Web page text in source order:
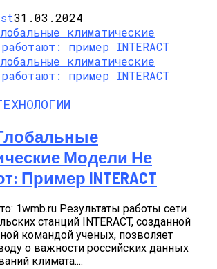
31.03.2024
Модели Не
Пример INTERACT
1wmb.ru Результаты работы сети
станций INTERACT, созданной
командой ученых, позволяет
о важности российских данных
климата....